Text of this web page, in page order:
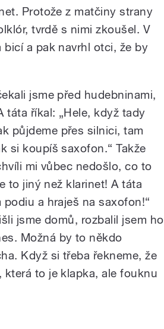
Protože z matčiny strany
tvrdě s nimi zkoušel. V
a pak navrhl otci, že by
jsme před hudebninami,
táta říkal: „Hele, když tady
půjdeme přes silnici, tam
si koupíš saxofon.“ Takže
mi vůbec nedošlo, co to
to jiný než klarinet! A táta
a hraješ na saxofon!“
jsme domů, rozbalil jsem ho
Možná by to někdo
Když si třeba řekneme, že
která to je klapka, ale fouknu